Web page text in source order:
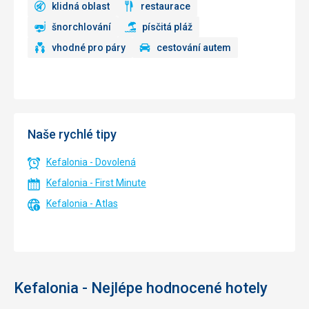
klidná oblast
restaurace
šnorchlování
písčitá pláž
vhodné pro páry
cestování autem
Naše rychlé tipy
Kefalonia - Dovolená
Kefalonia - First Minute
Kefalonia - Atlas
Kefalonia - Nejlépe hodnocené hotely